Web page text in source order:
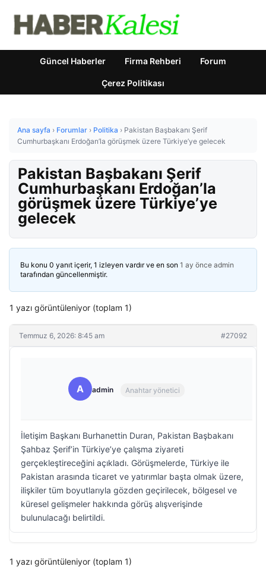
Güncel Haberler Firma Rehberi Forum
Çerez Politikası
Ana sayfa › Forumlar › Politika › Pakistan Başbakanı Şerif
Cumhurbaşkanı Erdoğan’la görüşmek üzere Türkiye’ye gelecek
Pakistan Başbakanı Şerif
Cumhurbaşkanı Erdoğan’la
görüşmek üzere Türkiye’ye
gelecek
Bu konu 0 yanıt içerir, 1 izleyen vardır ve en son 1 ay önce admin
tarafından güncellenmiştir.
1 yazı görüntüleniyor (toplam 1)
Temmuz 6, 2026: 8:45 am #27092
A admin Anahtar yönetici
İletişim Başkanı Burhanettin Duran, Pakistan Başbakanı
Şahbaz Şerif’in Türkiye’ye çalışma ziyareti
gerçekleştireceğini açıkladı. Görüşmelerde, Türkiye ile
Pakistan arasında ticaret ve yatırımlar başta olmak üzere,
ilişkiler tüm boyutlarıyla gözden geçirilecek, bölgesel ve
küresel gelişmeler hakkında görüş alışverişinde
bulunulacağı belirtildi.
1 yazı görüntüleniyor (toplam 1)